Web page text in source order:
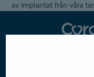
av implantat från våra
Ändra